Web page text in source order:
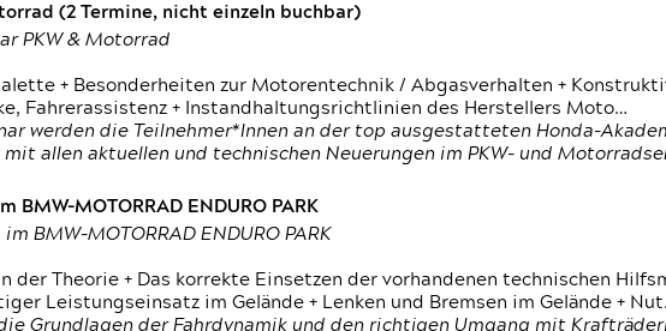
(2 Termine, nicht einzeln buchbar)
PKW & Motorrad
+ Besonderheiten zur Motorentechnik / Abgasverhalten +
Fahrerassistenz + Instandhaltungsrichtlinien des Herstellers Moto…
werden die Teilnehmer*Innen an der top ausgestatteten Honda-
allen aktuellen und technischen Neuerungen im PKW- und
MOTORRAD ENDURO PARK
BMW-MOTORRAD ENDURO PARK
der Theorie + Das korrekte Einsetzen der vorhandenen technischen
Leistungseinsatz im Gelände + Lenken und Bremsen im Gelände +
Grundlagen der Fahrdynamik und den richtigen Umgang mit